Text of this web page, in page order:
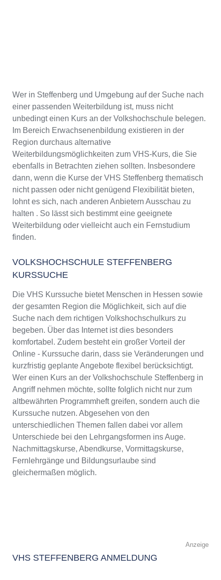
Wer in Steffenberg und Umgebung auf der Suche nach
einer passenden Weiterbildung ist, muss nicht
unbedingt einen Kurs an der Volkshochschule belegen.
Im Bereich Erwachsenenbildung existieren in der
Region durchaus alternative
Weiterbildungsmöglichkeiten zum VHS-Kurs, die Sie
ebenfalls in Betrachten ziehen sollten. Insbesondere
dann, wenn die Kurse der VHS Steffenberg thematisch
nicht passen oder nicht genügend Flexibilität bieten,
lohnt es sich, nach anderen Anbietern Ausschau zu
halten . So lässt sich bestimmt eine geeignete
Weiterbildung oder vielleicht auch ein Fernstudium
finden.
VOLKSHOCHSCHULE STEFFENBERG
KURSSUCHE
Die VHS Kurssuche bietet Menschen in Hessen sowie
der gesamten Region die Möglichkeit, sich auf die
Suche nach dem richtigen Volkshochschulkurs zu
begeben. Über das Internet ist dies besonders
komfortabel. Zudem besteht ein großer Vorteil der
Online - Kurssuche darin, dass sie Veränderungen und
kurzfristig geplante Angebote flexibel berücksichtigt.
Wer einen Kurs an der Volkshochschule Steffenberg in
Angriff nehmen möchte, sollte folglich nicht nur zum
altbewährten Programmheft greifen, sondern auch die
Kurssuche nutzen. Abgesehen von den
unterschiedlichen Themen fallen dabei vor allem
Unterschiede bei den Lehrgangsformen ins Auge.
Nachmittagskurse, Abendkurse, Vormittagskurse,
Fernlehrgänge und Bildungsurlaube sind
gleichermaßen möglich.
Anzeige
VHS STEFFENBERG ANMELDUNG